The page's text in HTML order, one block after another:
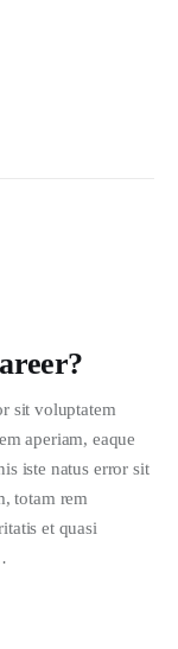
sit voluptatem
aperiam, eaque
iste natus error sit
totam rem
et quasi